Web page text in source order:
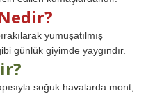
yumuşatılmış
günlük giyimde yaygındır.
soğuk havalarda mont,